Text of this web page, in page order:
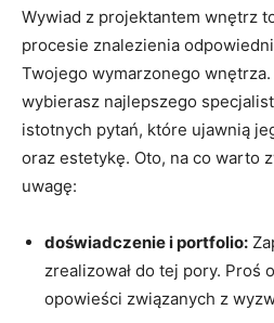
Wywiad z projektantem wnętrz
procesie ⁣znalezienia
Twojego wymarzonego
wybierasz najlepszego
istotnych pytań, które ujawnią
oraz estetykę. Oto, ‌na co warto​
uwagę:
doświadczenie i portfolio:
zrealizował do ⁣tej‌ pory. Proś
opowieści związanych z